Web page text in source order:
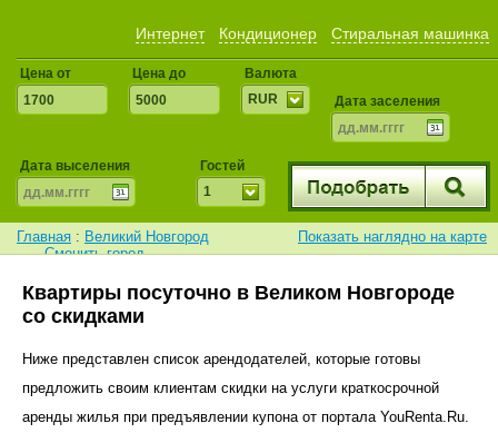
Интернет Кондиционер Стиральная машинка
Цена от Цена до
Валюта
RUR
Дата заселения
Дата выселения
Гостей
1
Главная : Великий Новгород
Сменить город
Показать наглядно на карте
Квартиры посуточно в Великом Новгороде
со скидками
Ниже представлен список арендодателей, которые готовы
предложить своим клиентам скидки на услуги краткосрочной
аренды жилья при предъявлении купона от портала YouRenta.Ru.